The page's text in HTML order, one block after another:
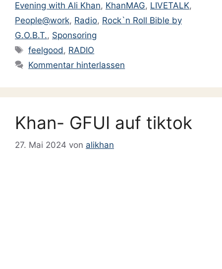
Evening with Ali Khan, KhanMAG, LIVETALK,
People@work, Radio, Rock`n Roll Bible by
G.O.B.T., Sponsoring
Schlagwörter
feelgood, RADIO
Kommentar hinterlassen
Khan- GFUI auf tiktok
27. Mai 2024 von alikhan